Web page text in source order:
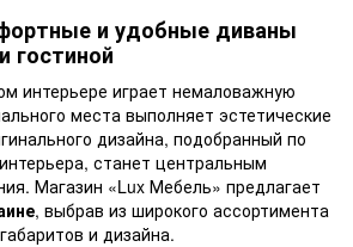
и удобные диваны
гостиной
интерьере играет немаловажную
места выполняет эстетические
дизайна, подобранный по
станет центральным
Магазин «Lux Мебель» предлагает
, выбрав из широкого ассортимента
и дизайна.